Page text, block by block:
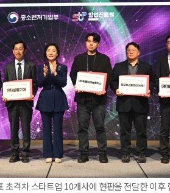
격차 스타트업 10개사에 현판을 전달한 이후